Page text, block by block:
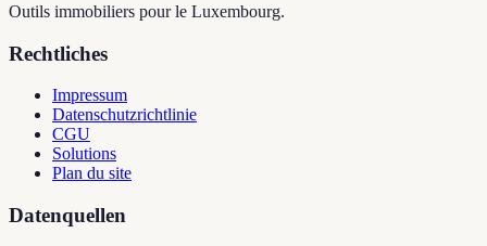
Outils immobiliers pour le Luxembourg.
Rechtliches
Impressum
Datenschutzrichtlinie
CGU
Solutions
Plan du site
Datenquellen